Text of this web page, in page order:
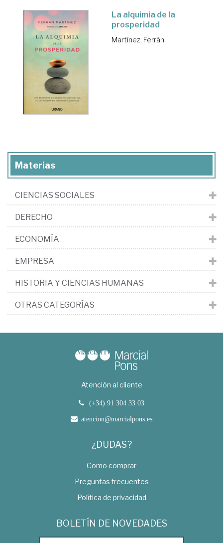
La alquimia de la
prosperidad
Martínez, Ferrán
Materias
CIENCIAS SOCIALES
DERECHO
ECONOMÍA
EMPRESA
HISTORIA Y CIENCIAS HUMANAS
OTRAS CATEGORÍAS
Atención al cliente
(+34) 91 304 33 03
atencion@marcialpons.es
¿DUDAS?
Como comprar
Preguntas frecuentes
Política de privacidad
BOLETÍN DE NOVEDADES